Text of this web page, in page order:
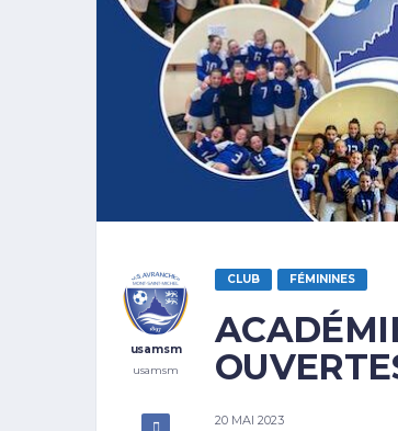
usamsm
usamsm
CLUB FÉMININES
20 MAI 2023